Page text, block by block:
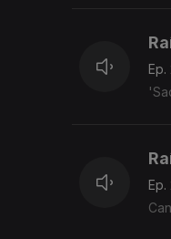
Ep.
Ep.